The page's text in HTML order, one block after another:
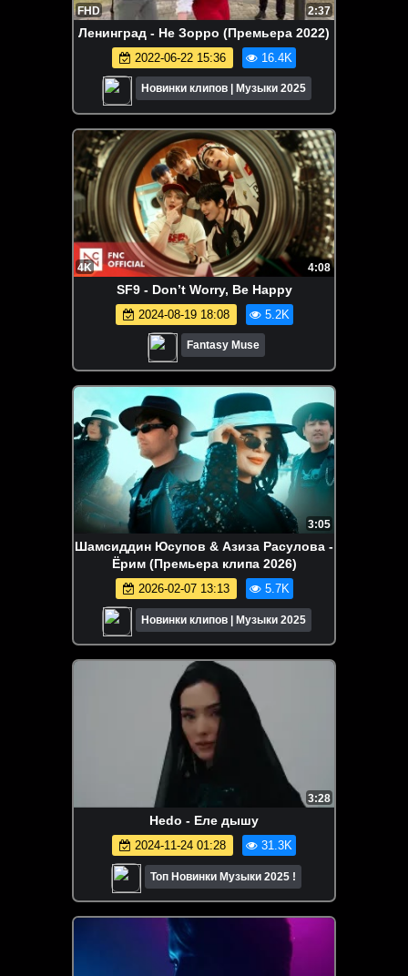
FHD 2:37
Ленинград - Не Зорро (Премьера 2022)
2022-06-22 15:36 16.4K
Новинки клипов | Музыки 2025
4K 4:08
SF9 - Don’t Worry, Be Happy
2024-08-19 18:08 5.2K
Fantasy Muse
3:05
Шамсиддин Юсупов & Азиза Расулова -
Ёрим (Премьера клипа 2026)
2026-02-07 13:13 5.7K
Новинки клипов | Музыки 2025
3:28
Hedo - Еле дышу
2024-11-24 01:28 31.3K
Топ Новинки Музыки 2025 !